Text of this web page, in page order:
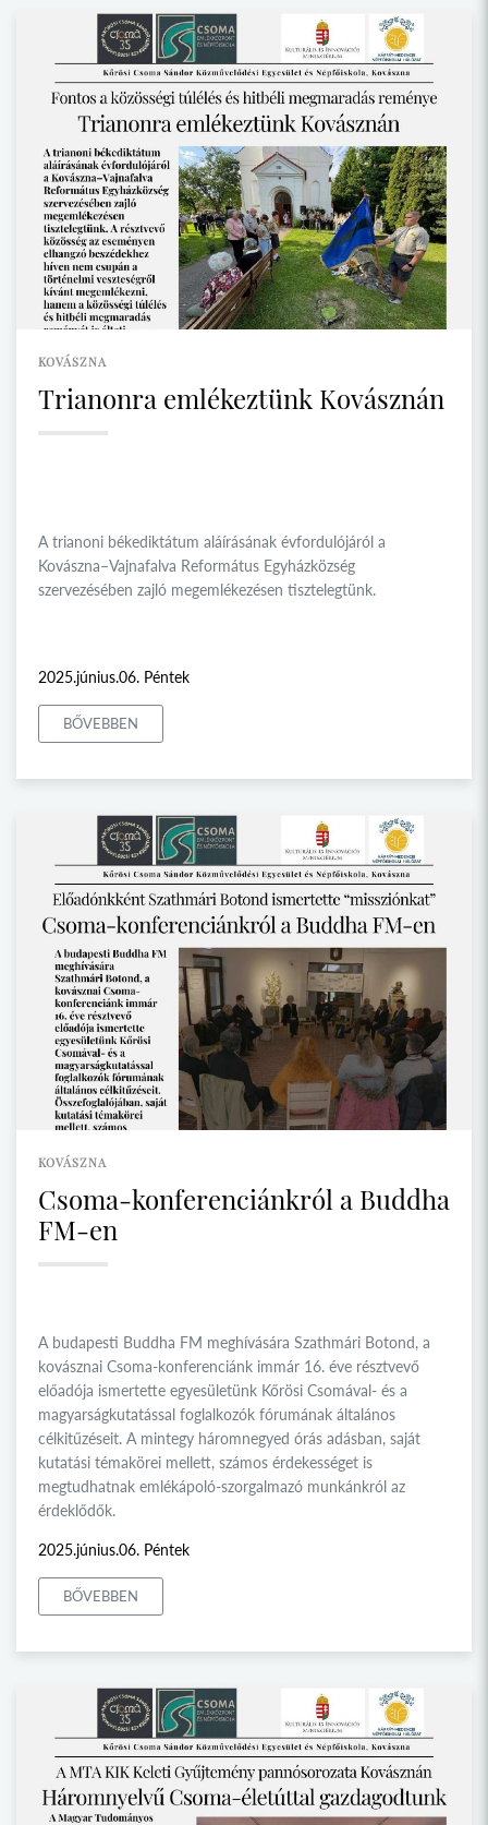
KOVÁSZNA
Trianonra emlékeztünk Kovásznán
A trianoni békediktátum aláírásának évfordulójáról a
Kovászna–Vajnafalva Református Egyházközség
szervezésében zajló megemlékezésen tisztelegtünk.
2025.június.06. Péntek
BŐVEBBEN
KOVÁSZNA
Csoma-konferenciánkról a Buddha
FM-en
A budapesti Buddha FM meghívására Szathmári Botond, a
kovásznai Csoma-konferenciánk immár 16. éve résztvevő
előadója ismertette egyesületünk Kőrösi Csomával- és a
magyarságkutatással foglalkozók fórumának általános
célkitűzéseit. A mintegy háromnegyed órás adásban, saját
kutatási témakörei mellett, számos érdekességet is
megtudhatnak emlékápoló-szorgalmazó munkánkról az
érdeklődők.
2025.június.06. Péntek
BŐVEBBEN